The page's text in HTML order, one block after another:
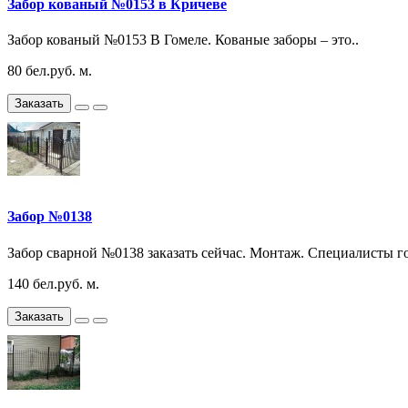
Забор кованый №0153 в Кричеве
Забор кованый №0153 В Гомеле. Кованые заборы – это..
80 бел.руб. м.
Заказать
Забор №0138
Забор сварной №0138 заказать сейчас. Монтаж. Специалисты
140 бел.руб. м.
Заказать